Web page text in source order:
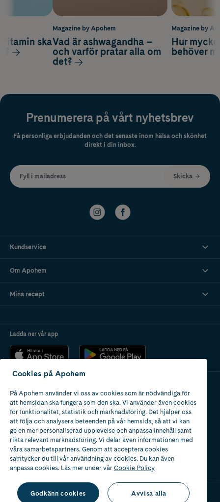
Magazine by
Hur
behöver
ska
Magazine by Apohem
Vad är ashwagandha –
och varför pratar alla om
det?
Prenumerera på vårt nyhetsbrev
Få personliga erbjudanden och det senaste inom hälsa och skönhet
direkt i din inbox.
Fyll i mailadress Skicka
Kundservice
Om Apohem
Mina recept
Ladda ner vår app
Apotek med tillstånd
av Läkemedelsverket
Cookies på Apohem
På Apohem använder vi oss av cookies som är nödvändiga för
att hemsidan ska fungera som den ska. Vi använder även cookies
för funktionalitet, statistik och marknadsföring. Det hjälper oss
att följa och analysera beteenden på vår hemsida, så att vi kan
ge en mer personaliserad upplevelse och anpassa innehåll samt
rikta relevant marknadsföring. Vi delar även informationen med
våra samarbetspartners. Genom att acceptera cookies
samtycker du till vår användning av cookies. Du kan även
anpassa cookies. Läs mer under vårCookie Policy
Godkänn cookies Avvisa alla